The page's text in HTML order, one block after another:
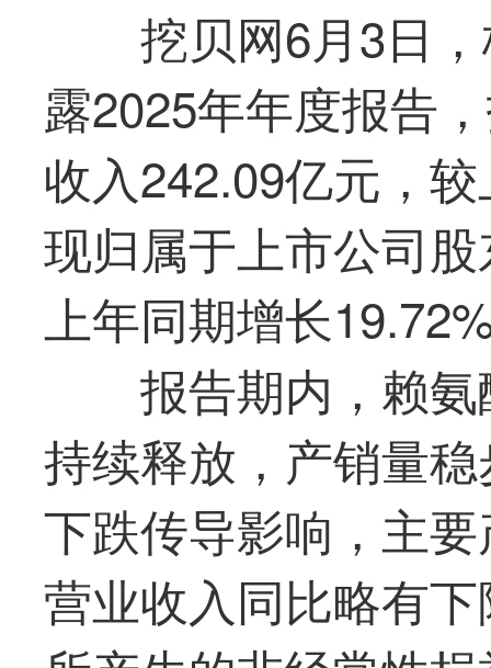
挖贝网6月3日
露2025年年度报告
收入242.09亿元，
现归属于上市公司
上年同期增长
报告期内，赖
持续释放，产销量
下跌传导影响，主
营业收入同比略有